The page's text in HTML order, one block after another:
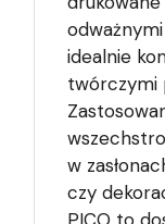
idealnie
twórczymi
w
czy
PICO to